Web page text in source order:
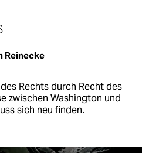
Reinecke
Rechts durch Recht des
zwischen Washington und
sich neu finden.